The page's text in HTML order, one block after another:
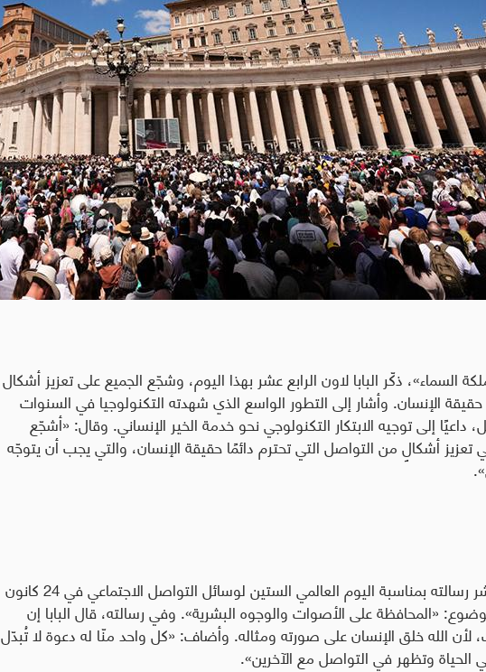
السماء»، ذكّر البابا لاون الرابع عشر بهذا اليوم، وشجّع الجميع على تعزيز أشكال
الإنسان. وأشار إلى التطور الواسع الذي شهدته التكنولوجيا في السنوات
داعيًا إلى توجيه الابتكار التكنولوجي نحو خدمة الخير الإنساني. وقال: «أشجّع
تعزيز أشكالٍ من التواصل التي تحترم دائمًا حقيقة الإنسان، والتي يجب أن يتوجّه
أصدر البابا لاون الرابع عشر رسالته بمناسبة اليوم العالمي الستين لوسائل التواصل الاجتماعي في 24 كانون
«المحافظة على الأصوات والوجوه البشرية». وفي رسالته، قال البابا إن
الله خلق الإنسان على صورته ومثاله. وأضاف: «كل واحد منّا له دعوة لا تُبدّل
وتظهر في التواصل مع الآخرين».